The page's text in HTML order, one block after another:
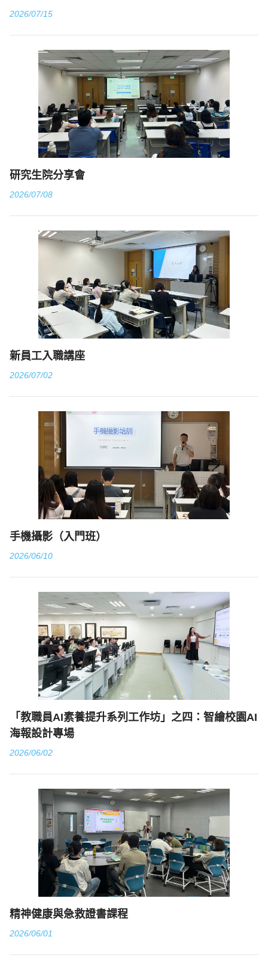
2026/07/15
研究生院分享會
2026/07/08
新員工入職講座
2026/07/02
手機攝影（入門班）
2026/06/10
「教職員AI素養提升系列工作坊」之四：智繪校園AI
海報設計專場
2026/06/02
精神健康與急救證書課程
2026/06/01